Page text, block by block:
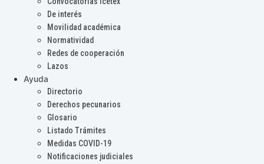
De interés
Movilidad académica
Normatividad
Redes de cooperación
Lazos
Ayuda
Directorio
Derechos pecunarios
Glosario
Listado Trámites
Medidas COVID-19
Notificaciones judiciales